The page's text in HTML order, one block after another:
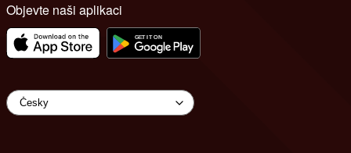
Objevte naši aplikaci